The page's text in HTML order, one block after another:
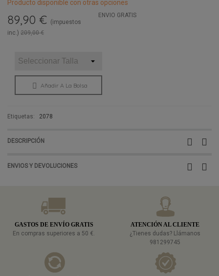
Producto disponible con otras opciones
89,90 €
(impuestos
inc.) 209,00 €
ENVIO GRATIS
Añadir A La Bolsa
Etiquetas: 2078
DESCRIPCIÓN
ENVIOS Y DEVOLUCIONES
GASTOS DE ENVÍO GRATIS
En compras superiores a 50 €.
ATENCIÓN AL CLIENTE
¿Tienes dudas? Llámanos
981299745